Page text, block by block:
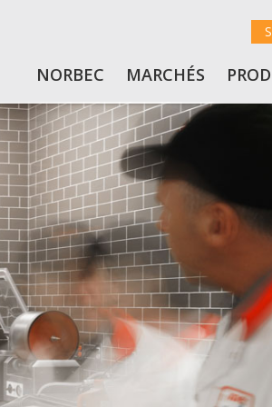
NORBEC MARCHÉS